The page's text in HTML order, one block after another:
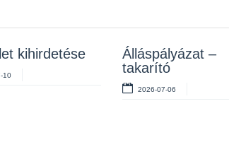
a
kifizetési
Álláspályázat –
szakács
2026-07-20
kihirdetése
10
Álláspályázat –
takarító
2026-07-06